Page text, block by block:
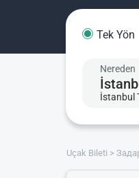
Tek Yön
Nereden
İstanbul
Uçak Bileti